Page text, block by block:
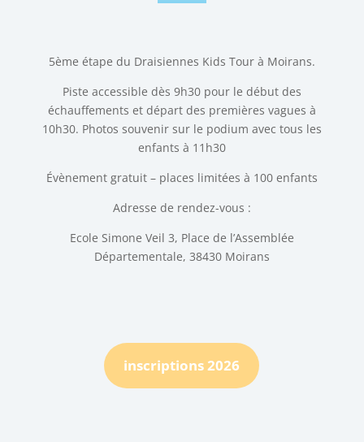
5ème étape du Draisiennes Kids Tour à Moirans.
Piste accessible dès 9h30 pour le début des
échauffements et départ des premières vagues à
10h30. Photos souvenir sur le podium avec tous les
enfants à 11h30
Évènement gratuit – places limitées à 100 enfants
Adresse de rendez-vous :
Ecole Simone Veil 3, Place de l’Assemblée
Départementale, 38430 Moirans
inscriptions 2026